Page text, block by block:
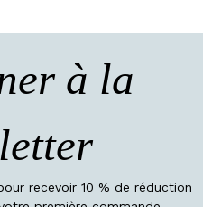
à la
recevoir 10 % de réduction